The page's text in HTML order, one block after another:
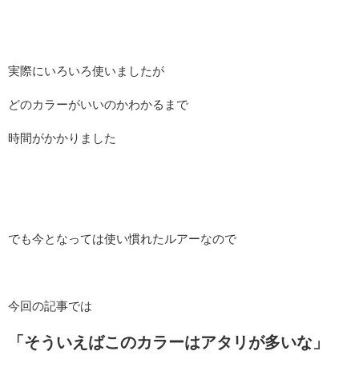
実際にいろいろ使いましたが
どのカラーがいいのかわかるまで
時間がかかりました
でも今となっては使い慣れたルアーなので
今回の記事では
「そういえばこのカラーはアタリが多いな」